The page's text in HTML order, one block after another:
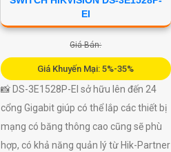
EI
Giá Bán:
Giá Khuyến Mại: 5%-35%
📸 DS-3E1528P-EI sở hữu lên đến 24
cổng Gigabit giúp có thể lắp các thiết bị
mạng có băng thông cao cũng sẽ phù
hợp, có khả năng quản lý từ Hik-Partner